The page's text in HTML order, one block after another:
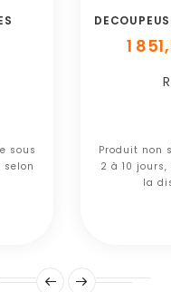
sous
selon
1
Produit non
2 à 10
la